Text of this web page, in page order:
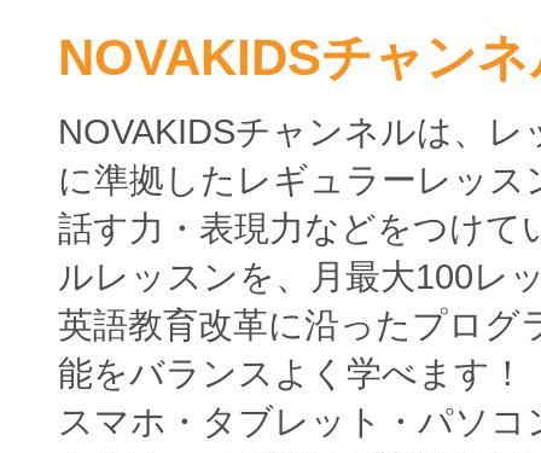
NOVAKIDSチャン
NOVAKIDSチャンネルは、
に準拠したレギュラーレッス
話す力・表現力などをつけて
ルレッスンを、月最大100レ
英語教育改革に沿ったプログ
能をバランスよく学べます！
スマホ・タブレット・パソ